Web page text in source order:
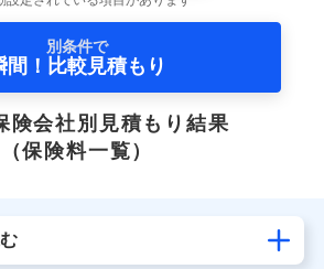
別条件で
間！比較見積もり
険会社別見積もり結果
（保険料一覧）